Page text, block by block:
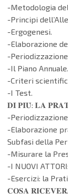
-Metodologia
-Principi
-Ergogenesi.
-Elaborazione
-
-Il Piano Annuale.
-Criteri
-I Test.
𝐃𝐈 𝐏𝐈𝐔̀: 𝐋𝐀
-
-Elaborazione
Subfasi della
-Misurare la
-I NUOVI
-Esercizi: la
𝐂𝐎𝐒𝐀